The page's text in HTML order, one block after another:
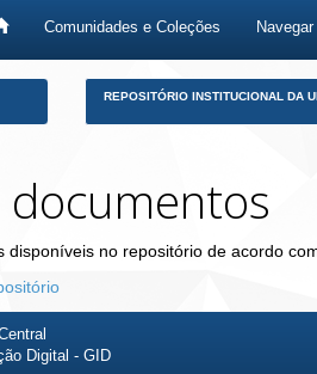
Comunidades e Coleções Navegar
REPOSITÓRIO INSTITUCIONAL DA
documentos
disponíveis no repositório de acordo
Digital - GID